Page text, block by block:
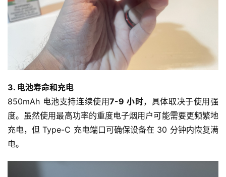
3. 电池寿命和充电
850mAh 电池支持连续使用7-9 小时，具体取决于使用强
度。虽然使用最高功率的重度电子烟用户可能需要更频繁地
充电，但 Type-C 充电端口可确保设备在 30 分钟内恢复满
电。